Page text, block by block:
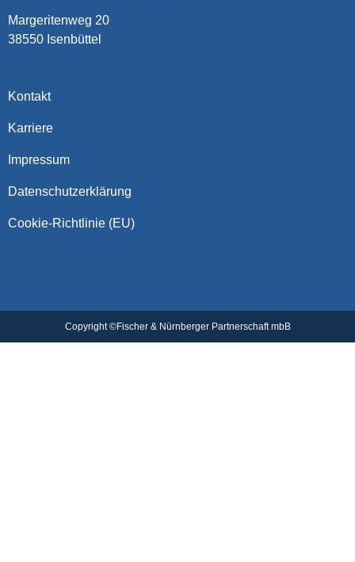
Margeritenweg 20
38550 Isenbüttel
Kontakt
Karriere
Impressum
Datenschutzerklärung
Cookie-Richtlinie (EU)
Copyright ©Fischer & Nürnberger Partnerschaft mbB